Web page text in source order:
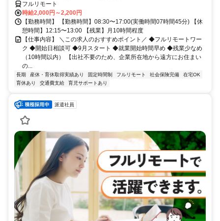
フルリモート
時給2,000円～2,200円
【勤務時間】 【勤務時間】08:30〜17:00(実働時間07時間45分) 【休
憩時間】12:15〜13:00 【残業】月10時間程度
【仕事内容】 ＼この求人のおすすめポイント／ ◆フルリモートワー
ク ◆開始日相談可 ◆9月スタート ◆就業開始時間早め ◆残業少なめ
（10時間以内） 【出社不要のため、企業所在地から遠方にお住まい
の...
長期 産休・育休取得実績あり 固定時間制 フルリモート 社会保険完備
在宅OK
育休あり
交通費支給 育児サポートあり
派遣社員